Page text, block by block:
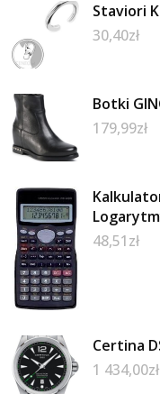
Staviori
30,40zł
Botki
179,99zł
48,51zł
Certina
1 434,00zł